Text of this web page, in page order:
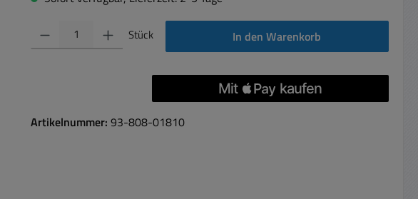
Produkt Anzahl: Gib den gewünschten Wert ein oder benutze die Schaltflächen um die
Stück In den Warenkorb
Artikelnummer: 93-808-01810